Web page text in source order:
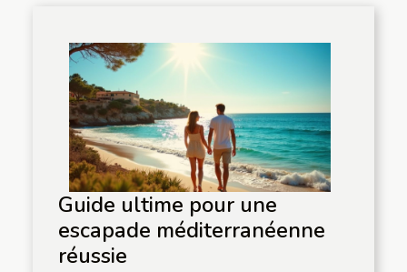
Guide ultime pour une
escapade méditerranéenne
réussie